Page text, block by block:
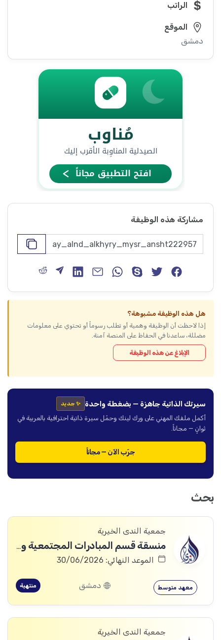
الراتب
الموقع
دمشق
مشاركة هذه الوظيفة
هل هذه الوظيفة مشبوهة؟
إذا لاحظت أن الوظيفة وهمية أو تطلب رسوماً أو تحتوي على معلومات
مضللة، ساعدنا في الحفاظ على المنصة آمنة.
الإبلاغ عن هذه الوظيفة
سيرتك الذاتية جاهزة — بضغطة واحدة ✨ جديد
أكمل ملفك المهني على ورك لينك وحمّل سيرة ذاتية احترافية بالعربية في
ثوانٍ — مجاناً.
جرّب الآن — مجاناً
بحث
جمعية الندى الخيرية
منسقة قسم المبادرات المجتمعية والشبابية
الموعد النهائي: 30/06/2026
معهد متوسط دمشق منتهية
جمعية الندى الخيرية